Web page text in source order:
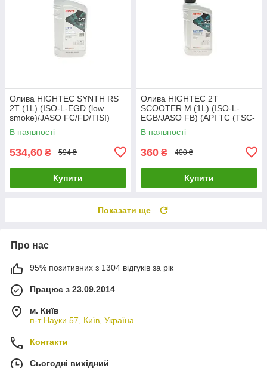
Олива HIGHTEC SYNTH RS
2T (1L) (ISO-L-EGD (low
smoke)/JASO FC/FD/TISI)
(API TC (TSC-3) ROWE
20032-0010-99 UA61
В наявності
534,60 ₴ 594 ₴
Купити
Олива HIGHTEC 2T
SCOOTER M (1L) (ISO-L-
EGB/JASO FB) (API TC (TSC-
3) ROWE 20031-0010-99
UA61
В наявності
360 ₴ 400 ₴
Купити
Показати ще
Про нас
95% позитивних з 1304 відгуків за рік
Працює з 23.09.2014
м. Київ
п-т Науки 57, Київ, Україна
Контакти
Сьогодні вихідний